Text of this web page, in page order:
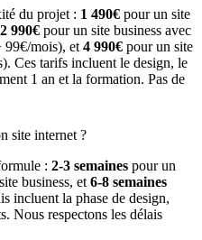
du projet : 1 490€ pour un site
2 990€ pour un site business avec
99€/mois), et 4 990€ pour un site
Ces tarifs incluent le design, le
1 an et la formation. Pas de
site internet ?
: 2-3 semaines pour un
business, et 6-8 semaines
incluent la phase de design,
Nous respectons les délais